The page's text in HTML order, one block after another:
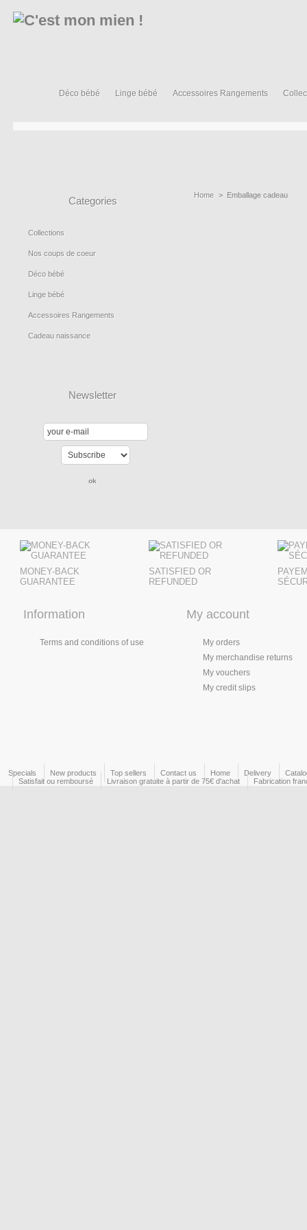
Déco bébé Linge bébé Accessoires Rangements
Categories
Collections
Nos coups de coeur
Déco bébé
Linge bébé
Accessoires Rangements
Cadeau naissance
Newsletter
Home > Emballage cadeau
MONEY-BACK
GUARANTEE
SATISFIED OR
REFUNDED
Information
Terms and conditions of use
My account
My orders
My merchandise returns
My vouchers
My credit slips
Specials New products Top sellers Contact us Home Delivery
Satisfait ou remboursé
Livraison gratuite à partir de 75€ d'achat Fabrication